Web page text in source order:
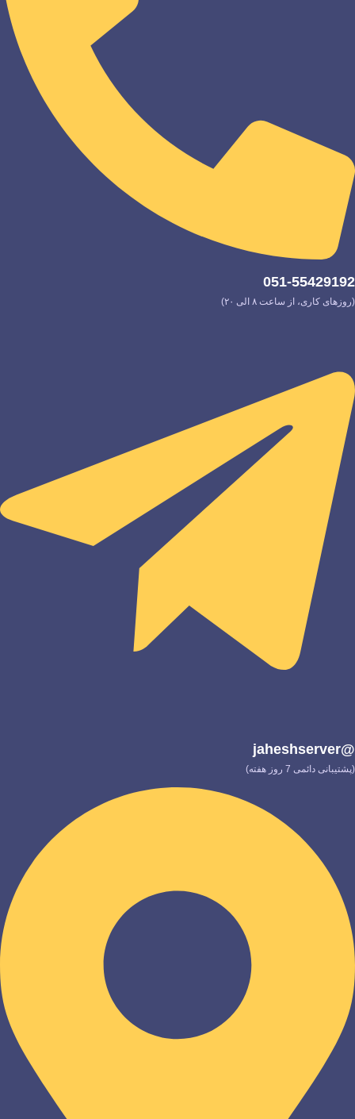
051-55429192
(روزهای کاری، از ساعت ۸ الی ۲۰)
@jaheshserver
(پشتیبانی دائمی 7 روز هفته)